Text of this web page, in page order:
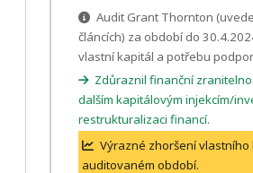
Audit Grant Thornton
článcích) za období do
vlastní kapitál a potřebu
Zdůraznil finanční
dalším kapitálovým injekcím/
restrukturalizaci financí.
Výrazné zhoršení
auditovaném období.